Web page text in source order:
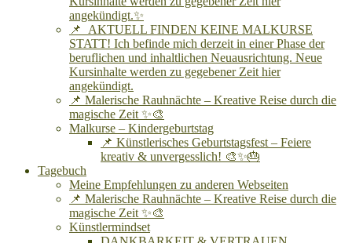
angekündigt.✨
📌 AKTUELL FINDEN KEINE MALKURSE
STATT! Ich befinde mich derzeit in einer Phase der
beruflichen und inhaltlichen Neuausrichtung. Neue
Kursinhalte werden zu gegebener Zeit hier
angekündigt.
📌 Malerische Rauhnächte – Kreative Reise durch die
magische Zeit ✨🎨
Malkurse – Kindergeburtstag
📌 Künstlerisches Geburtstagsfest – Feiere
kreativ & unvergesslich! 🎨✨🎂
Tagebuch
Meine Empfehlungen zu anderen Webseiten
📌 Malerische Rauhnächte – Kreative Reise durch die
magische Zeit ✨🎨
Künstlermindset